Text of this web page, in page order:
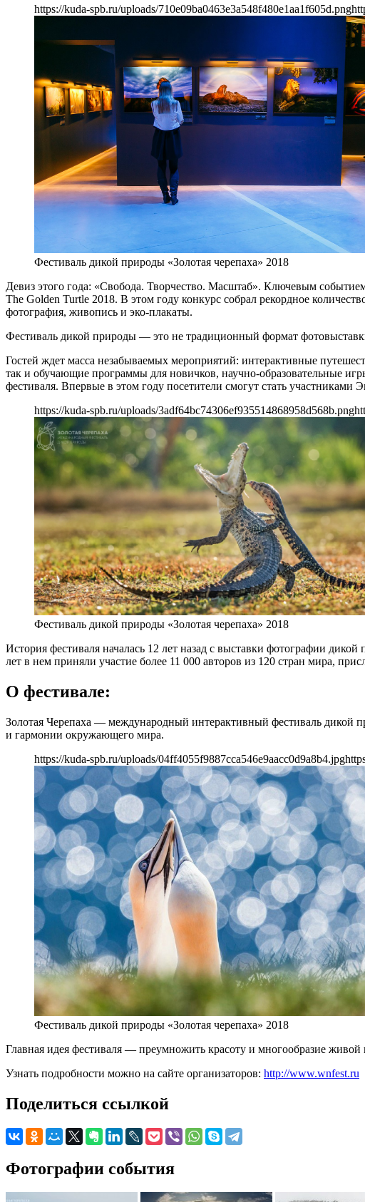
https://kuda-spb.ru/uploads/710e09ba0463e3a548f480e1aa1f605d.png
Фестиваль дикой природы «Золотая черепаха» 2018
Девиз этого года: «Свобода. Творчество. Масштаб». Ключевым
The Golden Turtle 2018. В этом году конкурс собрал рекордное
фотография, живопись и эко-плакаты.
Фестиваль дикой природы — это не традиционный формат
Гостей ждет масса незабываемых мероприятий: интерактивные
так и обучающие программы для новичков, научно-образовательные
фестиваля. Впервые в этом году посетители смогут стать участниками
https://kuda-spb.ru/uploads/3adf64bc74306ef935514868958d568b.png
Фестиваль дикой природы «Золотая черепаха» 2018
История фестиваля началась 12 лет назад с выставки фотографии
лет в нем приняли участие более 11 000 авторов из 120 стран мира,
О фестивале:
Золотая Черепаха — международный интерактивный фестиваль дикой
и гармонии окружающего мира.
https://kuda-spb.ru/uploads/04ff4055f9887cca546e9aacc0d9a8b4.jpg
Фестиваль дикой природы «Золотая черепаха» 2018
Главная идея фестиваля — преумножить красоту и многообразие
Узнать подробности можно на сайте организаторов: http://www.wnfest.ru
Поделиться ссылкой
Фотографии события